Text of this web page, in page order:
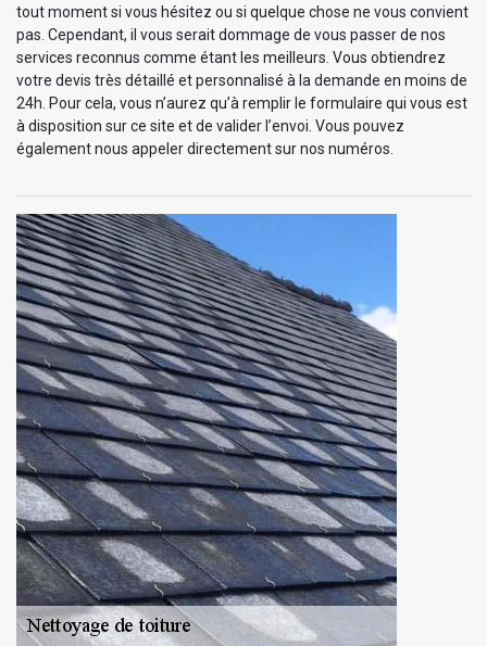
tout moment si vous hésitez ou si quelque chose ne vous convient
pas. Cependant, il vous serait dommage de vous passer de nos
services reconnus comme étant les meilleurs. Vous obtiendrez
votre devis très détaillé et personnalisé à la demande en moins de
24h. Pour cela, vous n’aurez qu’à remplir le formulaire qui vous est
à disposition sur ce site et de valider l’envoi. Vous pouvez
également nous appeler directement sur nos numéros.